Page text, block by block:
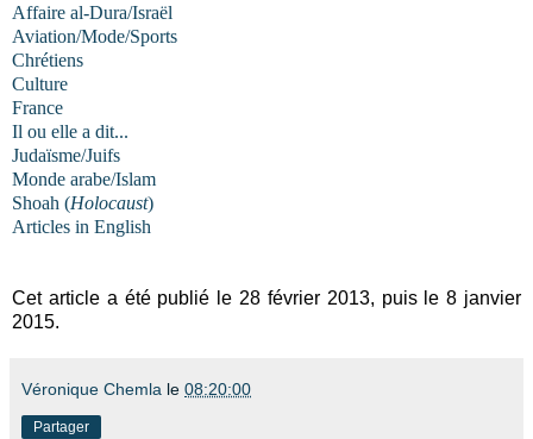
Affaire al-Dura/Israël
Aviation/Mode/Sports
Chrétiens
Culture
France
Il ou elle a dit...
Judaïsme/Juifs
Monde arabe/Islam
Shoah (Holocaust)
Articles in English
Cet article a été publié le 28 février 2013, puis le 8 janvier
2015.
Véronique Chemla le 08:20:00
Partager